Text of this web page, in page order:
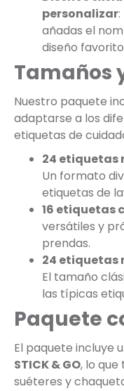
personalizar
añadas el
diseño
Tamaños
Nuestro paquete
adaptarse a los
etiquetas de
24 etiquetas
Un formato
etiquetas de
16 etiquetas
versátiles y
prendas.
24 etiquetas
El tamaño
las típicas
Paquete
El paquete incluye
STICK & GO, lo
suéteres y